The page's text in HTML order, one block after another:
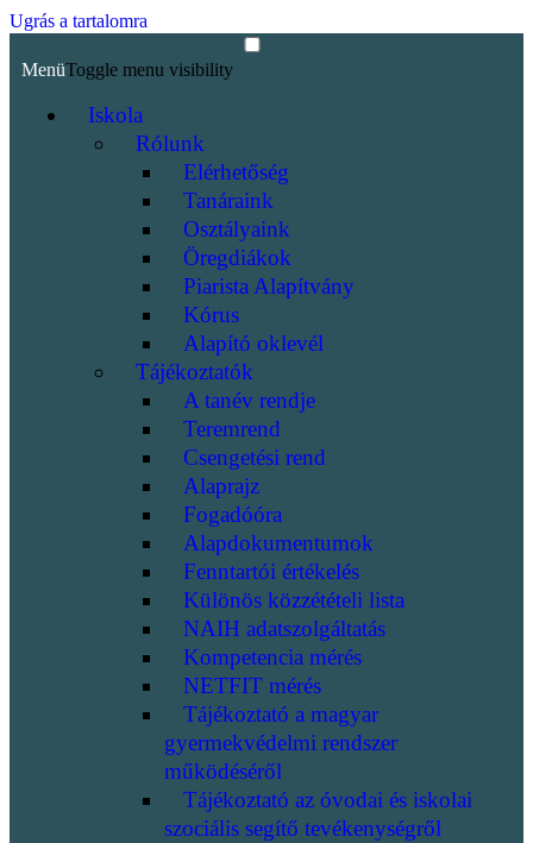
Ugrás a tartalomra
MenüToggle menu visibility
Iskola
Rólunk
Elérhetőség
Tanáraink
Osztályaink
Öregdiákok
Piarista Alapítvány
Kórus
Alapító oklevél
Tájékoztatók
A tanév rendje
Teremrend
Csengetési rend
Alaprajz
Fogadóóra
Alapdokumentumok
Fenntartói értékelés
Különös közzétételi lista
NAIH adatszolgáltatás
Kompetencia mérés
NETFIT mérés
Tájékoztató a magyar
gyermekvédelmi rendszer
működéséről
Tájékoztató az óvodai és iskolai
szociális segítő tevékenységről